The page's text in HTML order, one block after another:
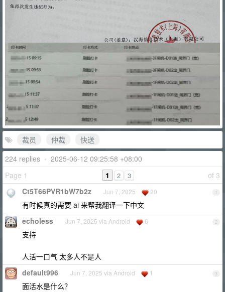
裁员 仲裁
快送
224 replies • 2025-06-12 09:25:58 +08:00
Page 1
of 3
1 2 3
1
Ct5T66PVR1bW7b2z Jun 7, 2025 20
有时候真的需要 ai 来帮我翻译一下中文
2
echoless Jun 7, 2025 via Android 6
支持
人活一口气 太多人不是人
3
default996 Jun 7, 2025 via Android 1
面活水是什么？